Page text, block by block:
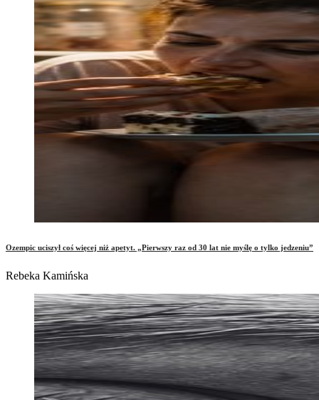
Ozempic uciszył coś więcej niż apetyt. „Pierwszy raz od 30 lat nie myślę o tylko jedzeniu”
Rebeka Kamińska